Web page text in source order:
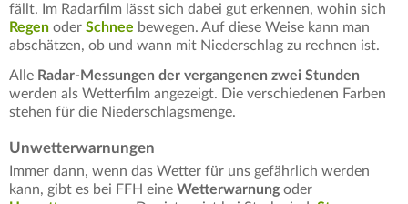
fällt. Im Radarfilm lässt sich dabei gut erkennen, wohin sich
Regen oder Schnee bewegen. Auf diese Weise kann man
abschätzen, ob und wann mit Niederschlag zu rechnen ist.
Alle Radar-Messungen der vergangenen zwei Stunden
werden als Wetterfilm angezeigt. Die verschiedenen Farben
stehen für die Niederschlagsmenge.
Unwetterwarnungen
Immer dann, wenn das Wetter für uns gefährlich werden
kann, gibt es bei FFH eine Wetterwarnung oder